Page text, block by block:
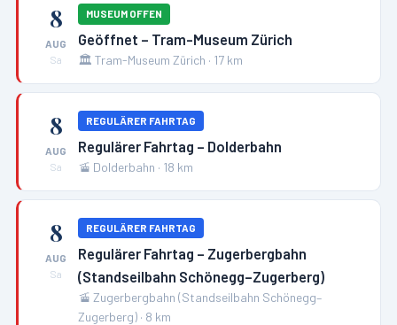
8
AUG
Sa
MUSEUM OFFEN
Geöffnet – Tram-Museum Zürich
🏛️ Tram-Museum Zürich · 17 km
8
AUG
Sa
REGULÄRER FAHRTAG
Regulärer Fahrtag – Dolderbahn
🚡 Dolderbahn · 18 km
8
AUG
Sa
REGULÄRER FAHRTAG
Regulärer Fahrtag – Zugerbergbahn
(Standseilbahn Schönegg–Zugerberg)
🚡 Zugerbergbahn (Standseilbahn Schönegg–
Zugerberg) · 8 km